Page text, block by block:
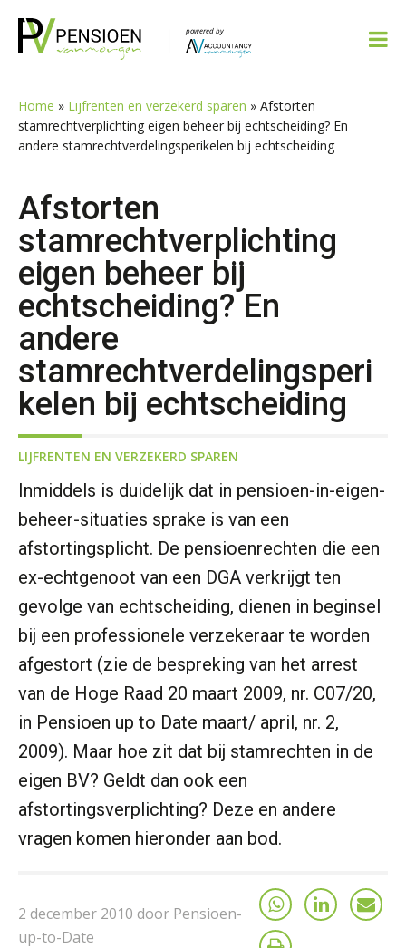
naar
naar
inhoud
naar
sidebar
naar
Home » Lijfrenten en verzekerd sparen » Afstorten
stamrechtverplichting eigen beheer bij echtscheiding? En
andere stamrechtverdelingsperikelen bij echtscheiding
Afstorten
stamrechtverplichting
eigen beheer bij
echtscheiding? En
andere
stamrechtverdelingsperi
kelen bij echtscheiding
LIJFRENTEN EN VERZEKERD SPAREN
Inmiddels is duidelijk dat in pensioen-in-eigen-
beheer-situaties sprake is van een
afstortingsplicht. De pensioenrechten die een
ex-echtgenoot van een DGA verkrijgt ten
gevolge van echtscheiding, dienen in beginsel
bij een professionele verzekeraar te worden
afgestort (zie de bespreking van het arrest
van de Hoge Raad 20 maart 2009, nr. C07/20,
in Pensioen up to Date maart/ april, nr. 2,
2009). Maar hoe zit dat bij stamrechten in de
eigen BV? Geldt dan ook een
afstortingsverplichting? Deze en andere
vragen komen hieronder aan bod.
2 december 2010 door Pensioen-
up-to-Date